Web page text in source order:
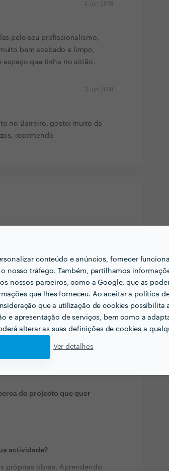
conteúdo e anúncios, fornecer
nosso tráfego. Também, partilhamos
nossos parceiros, como a Google, que as
que lhes forneceu. Ao aceitar a política
que a utilização de cookies possibilita
e apresentação de serviços, bem como a
alterar as suas definições de cookies a
Ver detalhes
4 Jun 2018
pelo seu profissionalismo,
bem acabado e limpo,
que tinha no sótão.
3 Jun 2018
no Barreiro, gostei muito da
recomendo
do projecto que quer
actividade?
próprias obras. Aprendendo